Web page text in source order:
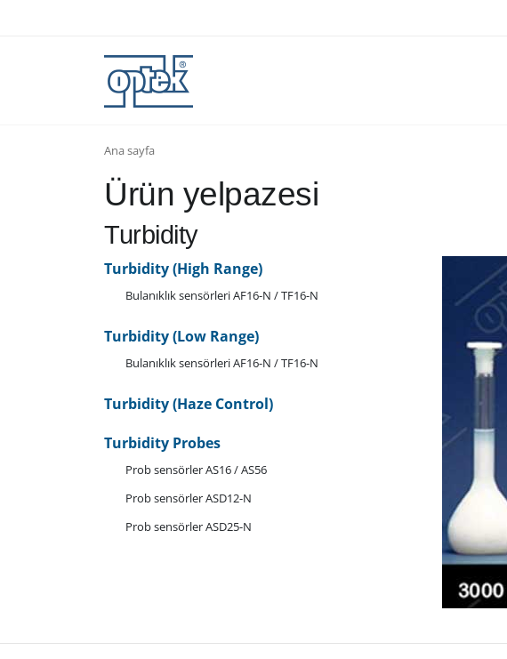
Ana sayfa
Ürün yelpazesi
Turbidity
Turbidity (High Range)
Bulanıklık sensörleri AF16-N / TF16-N
Turbidity (Low Range)
Bulanıklık sensörleri AF16-N / TF16-N
Turbidity (Haze Control)
Turbidity Probes
Prob sensörler AS16 / AS56
Prob sensörler ASD12-N
Prob sensörler ASD25-N